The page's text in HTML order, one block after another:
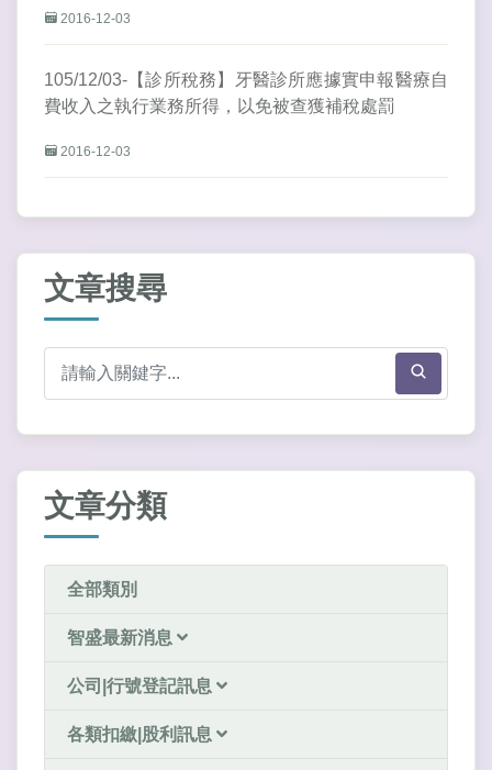
2016-12-03
105/12/03-【診所稅務】牙醫診所應據實申報醫療自
費收入之執行業務所得，以免被查獲補稅處罰
2016-12-03
文章搜尋
文章分類
全部類別
智盛最新消息
公司|行號登記訊息
各類扣繳|股利訊息